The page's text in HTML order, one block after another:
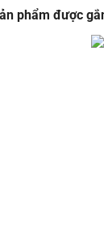
phẩm được